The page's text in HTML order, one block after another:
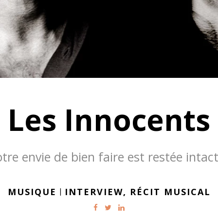
Les Innocents
envie de bien faire est restée
MUSIQUE | INTERVIEW, RÉCIT MUSICAL